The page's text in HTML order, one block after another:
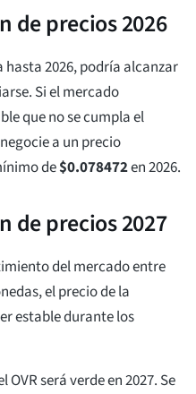
de precios 2026
2026, podría alcanzar
Si el mercado
que no se cumpla el
a un precio
de$0.078472en 2026.
de precios 2027
del mercado entre
el precio de la
estable durante los
será verde en 2027. Se